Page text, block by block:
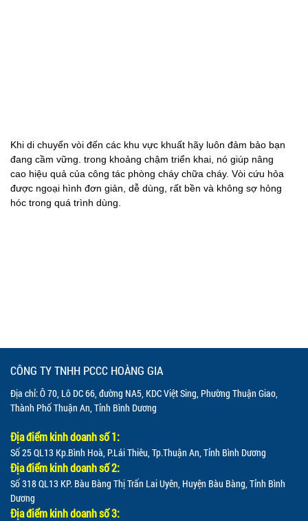
Khi di chuyển vòi đến các khu vực khuất hãy luôn đảm bảo bạn
đang cầm vững. trong khoảng chậm triển khai, nó giúp nâng
cao hiệu quả của công tác phòng cháy chữa cháy. Vòi cứu hỏa
được ngoại hình đơn giản, dễ dùng, rất bền và không sợ hỏng
hóc trong quá trình dùng.
CÔNG TY TNHH PCCC HOÀNG GIA
Địa chỉ: Ô 70, Lô DC 66, đường NA5, KDC Việt Sing, Phường Thuận Giao,
Thành Phố Thuận An, Tỉnh Bình Dương
Địa điểm kinh doanh số 1:
Số 25 QL13 Kp.Bình Hoà, P.Lái Thiêu, Tp.Thuận An, Tỉnh Bình Dương
Địa điểm kinh doanh số 2:
Số 318 QL13 KP. Bàu Bàng Thị Trấn Lai Uyên, Huyện Bàu Bàng, Tỉnh Bình
Dương
Địa điểm kinh doanh số 3: